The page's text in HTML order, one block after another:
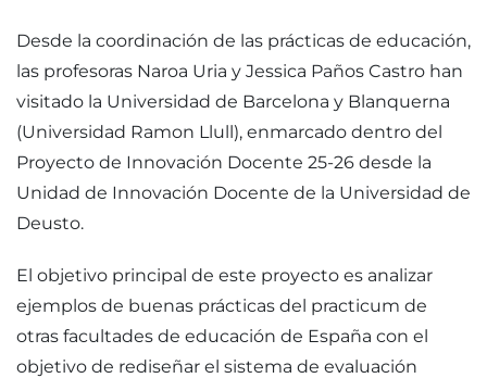
Desde la coordinación de las prácticas de educación,
las profesoras Naroa Uria y Jessica Paños Castro han
visitado la Universidad de Barcelona y Blanquerna
(Universidad Ramon Llull), enmarcado dentro del
Proyecto de Innovación Docente 25-26 desde la
Unidad de Innovación Docente de la Universidad de
Deusto.
El objetivo principal de este proyecto es analizar
ejemplos de buenas prácticas del practicum de
otras facultades de educación de España con el
objetivo de rediseñar el sistema de evaluación